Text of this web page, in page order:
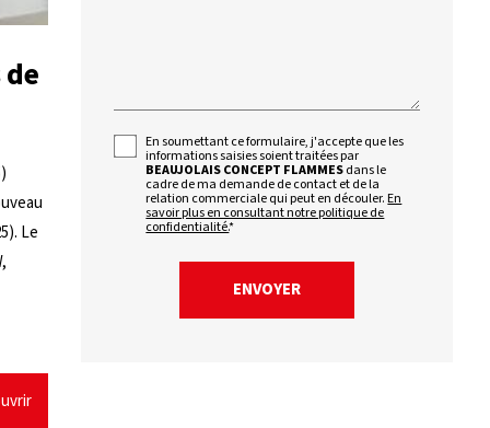
Le
En soumettant ce formulaire, j'accepte que les
informations saisies soient traitées par
BEAUJOLAIS CONCEPT FLAMMESdans le
cadre de ma demande de contact et de la
relation commerciale qui peut en découler.En
savoir plus en consultant notre politique de
confidentialité.*